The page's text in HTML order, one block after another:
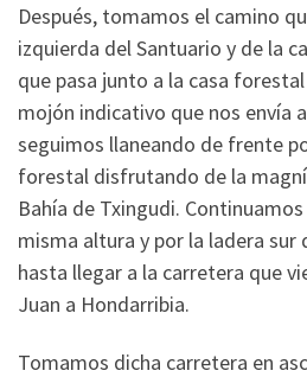
Después, tomamos el camino
izquierda del Santuario y de la
que pasa junto a la casa
mojón indicativo que nos envía
seguimos llaneando de frente
forestal disfrutando de la
Bahía de Txingudi.
misma altura y por la ladera
hasta llegar a la carretera que
Juan a Hondarribia.
Tomamos dicha carretera en